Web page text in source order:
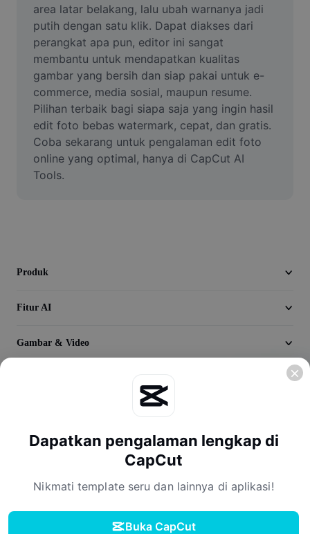
Editor Video
Pangkas Video
Tambahkan Subtitle ke Video
Konverter Video
area latar belakang, lalu ubah warnanya jadi
putih dengan satu klik. Dapat diakses dari
perangkat apa pun, editor ini sangat
membantu untuk mendapatkan kualitas
gambar yang bersih dan siap pakai untuk e-
commerce, media sosial, maupun resume.
Pilihan terbaik bagi siapa saja yang ingin hasil
edit foto bebas watermark, cepat, dan gratis.
Coba sekarang untuk pengalaman edit foto
online yang optimal, hanya di CapCut AI
Tools.
Produk
Fitur AI
Gambar & Video
Kebijakan Privasi Kebijakan Cookie
Dapatkan pengalaman lengkap di
CapCut
Nikmati template seru dan lainnya di aplikasi!
Buka CapCut